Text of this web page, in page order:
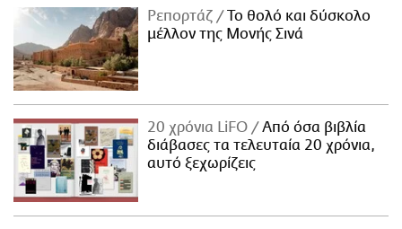
Ρεπορτάζ
Το θολό και δύσκολο
μέλλον της Μονής Σινά
20 χρόνια LiFO
Από όσα βιβλία
διάβασες τα τελευταία 20 χρόνια,
αυτό ξεχωρίζεις